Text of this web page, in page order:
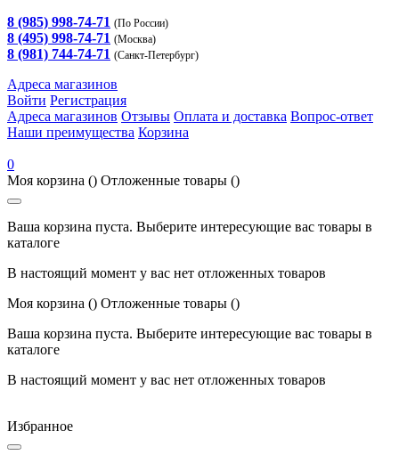
8 (985) 998-74-71 (По России)
8 (495) 998-74-71 (Москва)
8 (981) 744-74-71 (Санкт-Петербург)
Адреса магазинов
Войти Регистрация
Адреса магазинов Отзывы Оплата и доставка Вопрос-ответ
Наши преимущества Корзина
0
Моя корзина () Отложенные товары ()
Ваша корзина пуста. Выберите интересующие вас товары в
каталоге
В настоящий момент у вас нет отложенных товаров
Моя корзина () Отложенные товары ()
Ваша корзина пуста. Выберите интересующие вас товары в
каталоге
В настоящий момент у вас нет отложенных товаров
Избранное